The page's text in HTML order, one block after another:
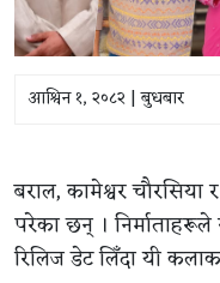
आश्विन १, २०८२ | बुधबार
बराल, कामेश्वर
परेका छन् ।
रिलिज डेट लिँदा यी